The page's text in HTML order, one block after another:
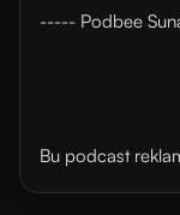
----- Podbee
Bu podcast